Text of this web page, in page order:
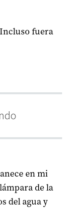
fuera
en mi
de la
del agua y